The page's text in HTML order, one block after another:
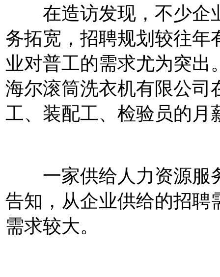
在造访发现，不少企
务拓宽，招聘规划较往年
业对普工的需求尤为突出
海尔滚筒洗衣机有限公司
工、装配工、检验员的月
一家供给人力资源服
告知，从企业供给的招聘
需求较大。